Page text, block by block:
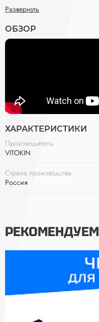
Развернуть
ОБЗОР
ХАРАКТЕРИСТИКИ
Производитель
VITOKIN
Страна производства
Россия
РЕКОМЕНДУЕМ